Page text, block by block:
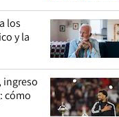
los
y la
ingreso
cómo